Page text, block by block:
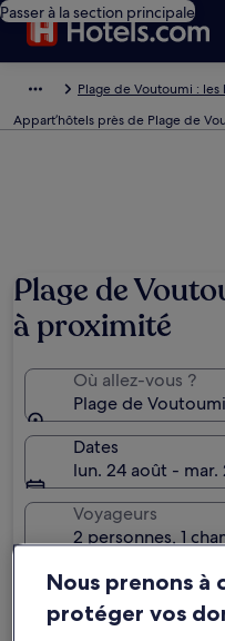
Passer à la section principale
Plage de Voutoumi :
Appart’hôtels près de Plage de
Plage de
à proximité
Où allez-vous ?
Plage de
Dates
lun. 24 août - mar.
Voyageurs
2 personnes, 1
Je voyage pour affaires
Nous prenons à
protéger vos